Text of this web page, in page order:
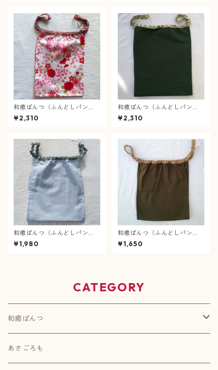
和癒ぱんつ（ふんどしパン
ツ）桜と蝶（白）×市松（赤）
【緩サイズ】『メール便可』
¥2,310
和癒ぱんつ（ふんどしパン
ツ）あったかネル（深緑)×市
松に菊文様（黄緑）【緩サイ
¥2,310
和癒ぱんつ（ふんどしパン
ツ）肌癒ダブルガーゼ（水
色）×麻の葉（青色）【緩サイ
¥1,980
和癒ぱんつ（ふんどしパン
ツ）肌癒ダブルガーゼ（深
緑）×麻の葉（黄土）
¥1,650
CATEGORY
和癒ぱんつ
肌癒ダブルガーゼ
あさごろも